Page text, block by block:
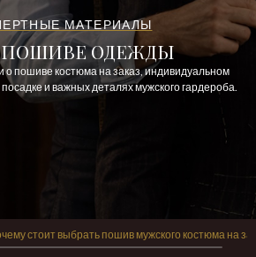
МАТЕРИАЛЫ
ПОШИВЕ ОДЕЖДЫ
о пошиве костюма на заказ, индивидуальном
и важных деталях мужского гардероба.
стоит выбрать пошив мужского костюма на